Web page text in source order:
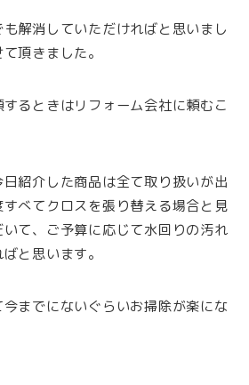
解消していただければと思いまし
頂きました。
るときはリフォーム会社に頼むこ
紹介した商品は全て取り扱いが出
べてクロスを張り替える場合と見
て、ご予算に応じて水回りの汚れ
と思います。
までにないぐらいお掃除が楽にな